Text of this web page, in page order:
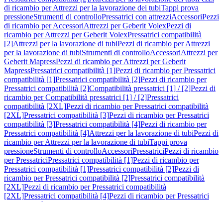
di ricambio per Attrezzi per la lavorazione dei tubiTappi prova
pressioneStrumenti di controlloPressatrici con attrezziAccessoriPezzi
di ricambio per AccessoriAttrezzi per Geberit VolexPezzi di
ricambio per Attrezzi per Geberit VolexPressatrici compatibilità
[2]Attrezzi per la lavorazione di tubiPezzi di ricambio per Attrezzi
per la lavorazione di tubiStrumenti di controlloAccessoriAttrezzi per
Geberit MapressPezzi di ricambio per Attrezzi per Geberit
MapressPressatrici compatibilità [1]Pezzi di ricambio per Pressatrici
compatibilità [1]Pressatrici compatibilità [2]Pezzi di ricambio per
Pressatrici compatibilità [2]Compatibilità pressatrici [1] / [2]Pezzi di
ricambio per Compatibilità pressatrici [1] / [2]Pressatrici
compatibilità [2XL]Pezzi di ricambio per Pressatrici compatibilità
[2XL]Pressatrici compatibilità [3]Pezzi di ricambio per Pressatrici
compatibilità [3]Pressatrici compatibilità [4]Pezzi di ricambio per
Pressatrici compatibilità [4]Attrezzi per la lavorazione di tubiPezzi di
ricambio per Attrezzi per la lavorazione di tubiTappi prova
pressioneStrumenti di controlloAccessoriPressatriciPezzi di ricambio
per PressatriciPressatrici compatibilità [1]Pezzi di ricambio per
Pressatrici compatibilità [1]Pressatrici compatibilità [2]Pezzi di
ricambio per Pressatrici compatibilità [2]Pressatrici compatibilità
[2XL]Pezzi di ricambio per Pressatrici compatibilità
[2XL]Pressatrici compatibilità [4]Pezzi di ricambio per Pressatrici